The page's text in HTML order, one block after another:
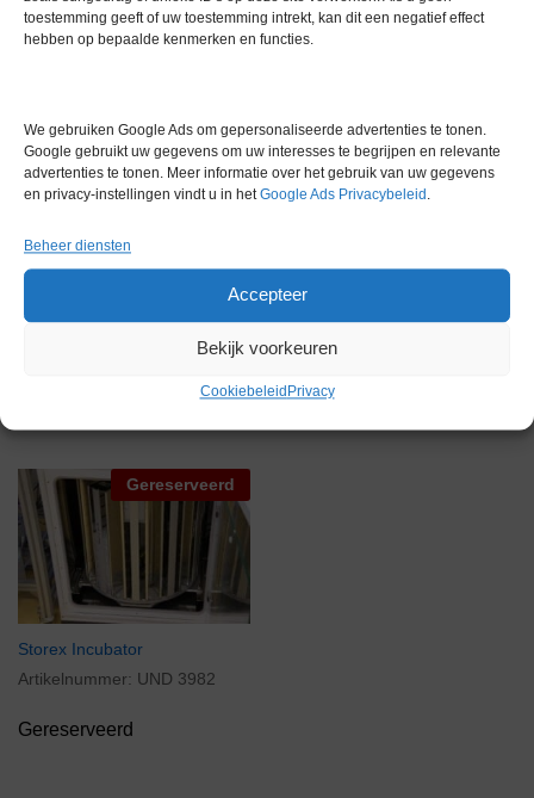
toestemming geeft of uw toestemming intrekt, kan dit een negatief effect
hebben op bepaalde kenmerken en functies.
We gebruiken Google Ads om gepersonaliseerde advertenties te tonen.
Google gebruikt uw gegevens om uw interesses te begrijpen en relevante
advertenties te tonen. Meer informatie over het gebruik van uw gegevens
en privacy-instellingen vindt u in hetGoogle Ads Privacybeleid .
Beheer diensten
Accepteer
Bekijk voorkeuren
Cookiebeleid Privacy
Conditie Zo goed als nieuw
Garantie 1 maand
Gereserveerd
Storex Incubator
Artikelnummer: UND 3982
Gereserveerd